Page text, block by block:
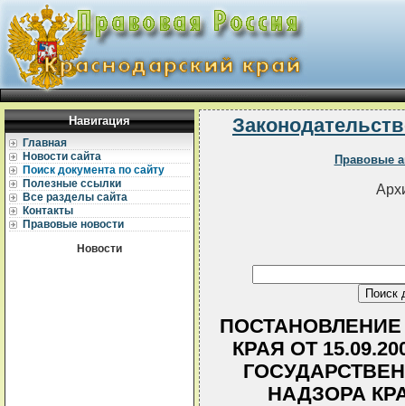
Навигация
Главная
Новости сайта
Поиск документа по сайту
Полезные ссылки
Все разделы сайта
Контакты
Правовые новости
Новости
Правовые
КРАЯ ОТ
НАДЗОРА